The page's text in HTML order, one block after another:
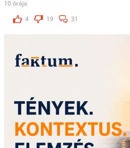
10 órája
4
19 31